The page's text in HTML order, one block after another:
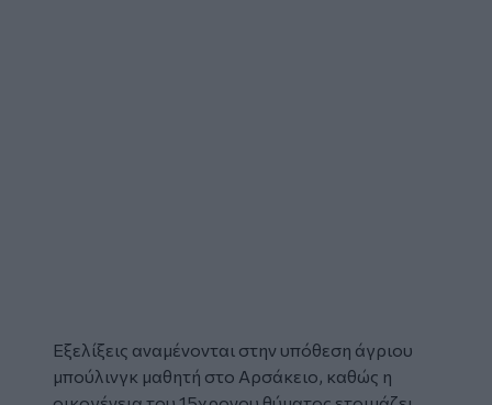
Εξελίξεις αναμένονται στην υπόθεση άγριου
μπούλινγκ μαθητή στο Αρσάκειο, καθώς η